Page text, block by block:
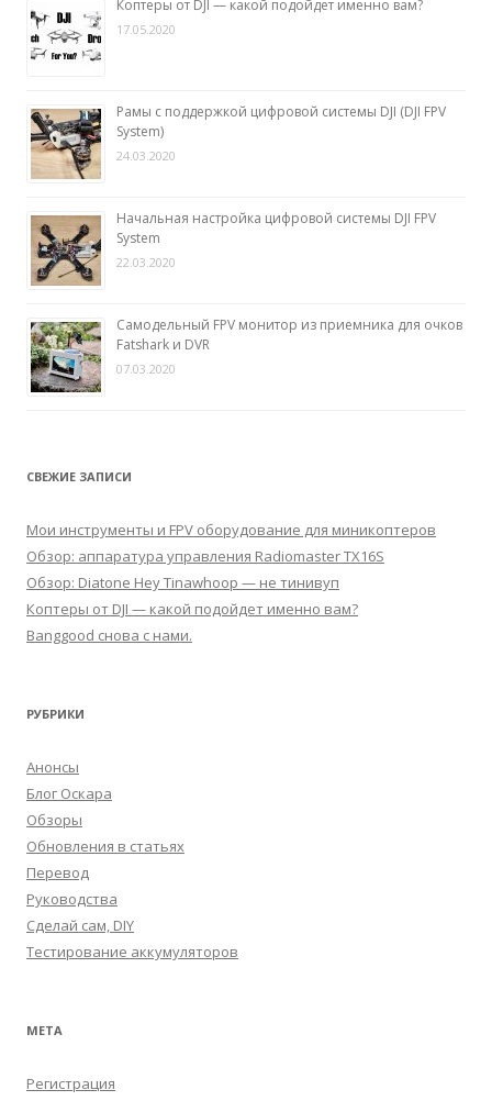
Коптеры от DJI — какой подойдет именно вам?
17.05.2020
Рамы с поддержкой цифровой системы DJI (DJI FPV
System)
24.03.2020
Начальная настройка цифровой системы DJI FPV
System
22.03.2020
Самодельный FPV монитор из приемника для очков
Fatshark и DVR
07.03.2020
СВЕЖИЕ ЗАПИСИ
Мои инструменты и FPV оборудование для миникоптеров
Обзор: аппаратура управления Radiomaster TX16S
Обзор: Diatone Hey Tinawhoop — не тинивуп
Коптеры от DJI — какой подойдет именно вам?
Banggood снова с нами.
РУБРИКИ
Анонсы
Блог Оскара
Обзоры
Обновления в статьях
Перевод
Руководства
Сделай сам, DIY
Тестирование аккумуляторов
МЕТА
Регистрация